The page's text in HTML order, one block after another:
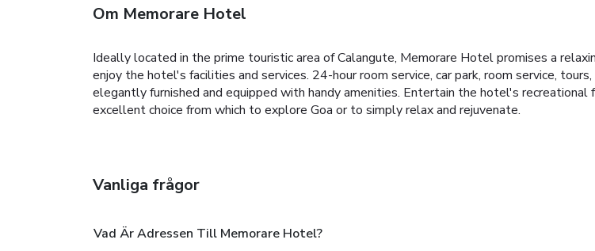
Om Memorare Hotel
Ideally located in the prime touristic area of Calangute, Memorare Hotel promises a
enjoy the hotel's facilities and services. 24-hour room service, car park, room service,
elegantly furnished and equipped with handy amenities. Entertain the hotel's
excellent choice from which to explore Goa or to simply relax and rejuvenate.
Vanliga frågor
Vad Är Adressen Till Memorare Hotel?